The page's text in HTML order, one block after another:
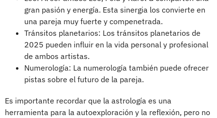
gran pasión y energía. Esta sinergia los convierte en
una pareja muy fuerte y compenetrada.
Tránsitos planetarios: Los tránsitos planetarios de
2025 pueden influir en la vida personal y profesional
de ambos artistas.
Numerología: La numerología también puede ofrecer
pistas sobre el futuro de la pareja.
Es importante recordar que la astrología es una
herramienta para la autoexploración y la reflexión, pero no